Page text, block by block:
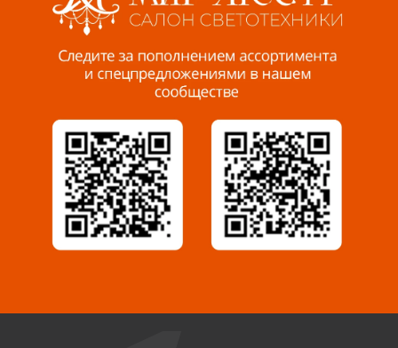
Пенза, ул. Пролетарская, 61 ТЦ "Стройбери"
Миасс, ул. Романенко, 95
8 922 500 30 39
Сызрань, ул. Декабристов, 1А
8 927 009 54 63
Саратов, ул. Танкистов, 37 (БЦ «Дикомп»)